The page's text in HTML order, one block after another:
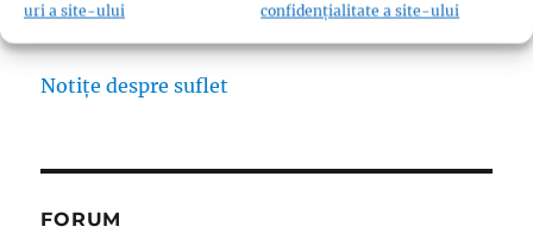
uri a site-ului
confidențialitate a site-ului
Notițe despre suflet
FORUM